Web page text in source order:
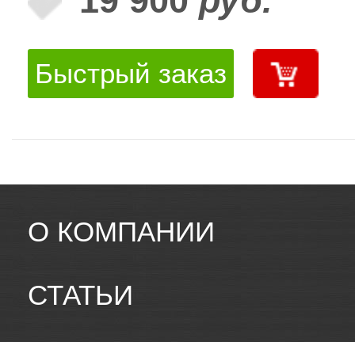
Быстрый заказ
О КОМПАНИИ
СТАТЬИ